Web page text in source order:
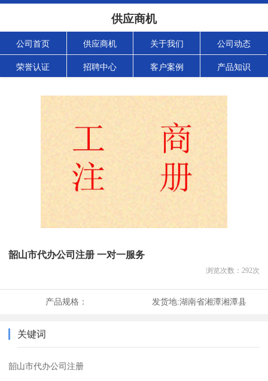
供应商机
公司首页 供应商机 关于我们 公司动态
荣誉认证 招聘中心 客户案例 产品知识
韶山市代办公司注册 一对一服务
浏览次数： 292次
产品规格： 发货地:湖南省湘潭湘潭县
关键词
韶山市代办公司注册